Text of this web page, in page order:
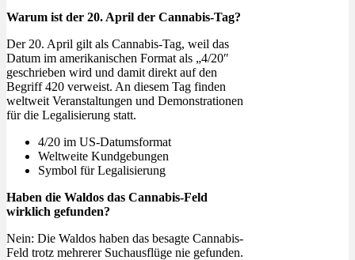
Warum ist der 20. April der Cannabis-Tag?
Der 20. April gilt als Cannabis-Tag, weil das
Datum im amerikanischen Format als „4/20″
geschrieben wird und damit direkt auf den
Begriff 420 verweist. An diesem Tag finden
weltweit Veranstaltungen und Demonstrationen
für die Legalisierung statt.
4/20 im US-Datumsformat
Weltweite Kundgebungen
Symbol für Legalisierung
Haben die Waldos das Cannabis-Feld
wirklich gefunden?
Nein: Die Waldos haben das besagte Cannabis-
Feld trotz mehrerer Suchausflüge nie gefunden.